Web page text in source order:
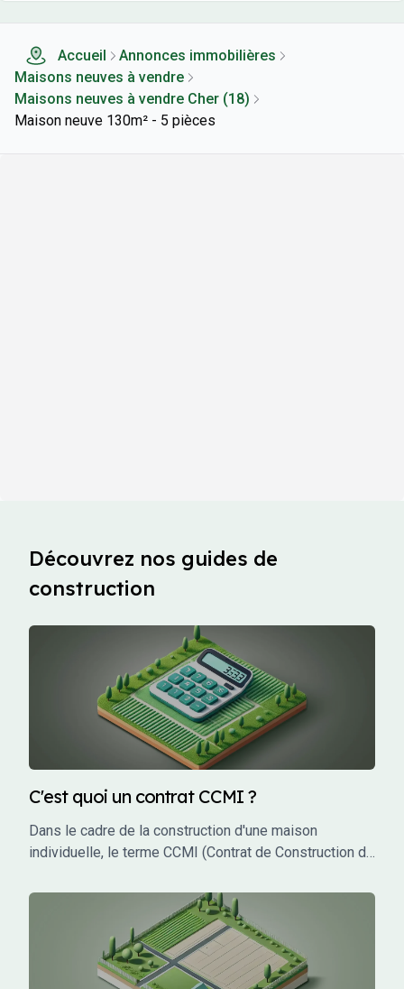
Accueil
Annonces immobilières
Maisons neuves à vendre
Maisons neuves à vendre Cher (18)
Maison neuve 130m² - 5 pièces
Découvrez nos guides de
construction
C'est quoi un contrat CCMI ?
Dans le cadre de la construction d'une maison
individuelle, le terme CCMI (Contrat de Construction de
contrat encadre les relations entre le futur propriétaire
et le constructeur, garantissant une protection juridique
et financière tout au long du projet. Mais qu'est-ce que
le CCMI exactement, et pourquoi est-il si crucial pour
les particuliers qui souhaitent faire construire leur